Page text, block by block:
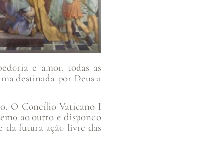
e amor, todas as
destinada por Deus a
O Concílio Vaticano I
ao outro e dispondo
da futura ação livre das